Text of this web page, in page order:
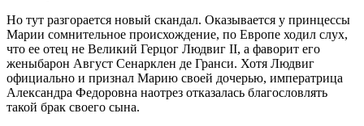
Но тут разгорается новый скандал. Оказывается у принцессы
Марии сомнительное происхождение, по Европе ходил слух,
что ее отец не Великий Герцог Людвиг II, а фаворит его
женыбарон Август Сенарклен де Гранси. Хотя Людвиг
официально и признал Марию своей дочерью, императрица
Александра Федоровна наотрез отказалась благословлять
такой брак своего сына.